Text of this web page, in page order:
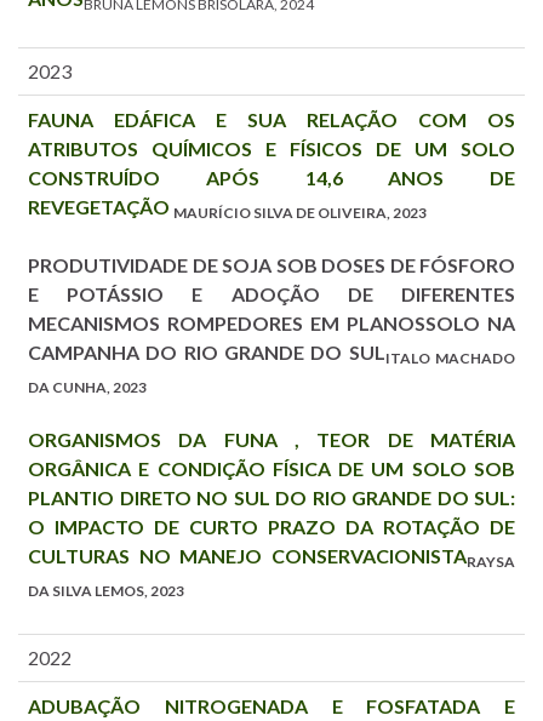
BRUNA LEMONS BRISOLARA, 2024
2023
FAUNA EDÁFICA E SUA RELAÇÃO COM OS
ATRIBUTOS QUÍMICOS E FÍSICOS DE UM SOLO
CONSTRUÍDO APÓS 14,6 ANOS DE
REVEGETAÇÃO MAURÍCIO SILVA DE OLIVEIRA, 2023
PRODUTIVIDADE DE SOJA SOB DOSES DE FÓSFORO
E POTÁSSIO E ADOÇÃO DE DIFERENTES
MECANISMOS ROMPEDORES EM PLANOSSOLO NA
CAMPANHA DO RIO GRANDE DO SUL ITALO MACHADO
DA CUNHA, 2023
ORGANISMOS DA FUNA , TEOR DE MATÉRIA
ORGÂNICA E CONDIÇÃO FÍSICA DE UM SOLO SOB
PLANTIO DIRETO NO SUL DO RIO GRANDE DO SUL:
O IMPACTO DE CURTO PRAZO DA ROTAÇÃO DE
CULTURAS NO MANEJO CONSERVACIONISTARAYSA
DA SILVA LEMOS, 2023
2022
ADUBAÇÃO NITROGENADA E FOSFATADA E